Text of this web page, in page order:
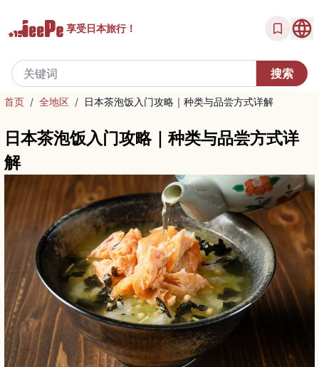
享受日本旅行！
首页 / 全地区 / 日本茶泡饭入门攻略｜种类与品尝方式详解
日本茶泡饭入门攻略｜种类与品尝方式详
解